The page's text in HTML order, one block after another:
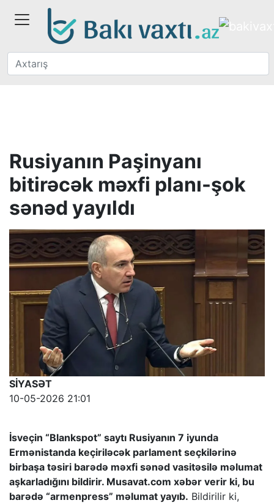
Rusiyanın Paşinyanı
bitirəcək məxfi planı-şok
sənəd yayıldı
SİYASƏT
10-05-2026 21:01
İsveçin “Blankspot” saytı Rusiyanın 7 iyunda
Ermənistanda keçiriləcək parlament seçkilərinə
birbaşa təsiri barədə məxfi sənəd vasitəsilə məlumat
aşkarladığını bildirir. Musavat.com xəbər verir ki, bu
barədə “armenpress” məlumat yayıb. Bildirilir ki,